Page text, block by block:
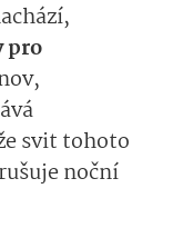
pro
svit tohoto
noční